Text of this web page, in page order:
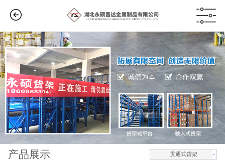
贯通式货架
产品展示